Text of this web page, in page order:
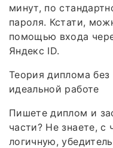
минут, по
пароля. Кстати,
помощью входа
Яндекс ID.
Теория диплома
идеальной работе
Пишете диплом и
части? Не знаете, с
логичную,